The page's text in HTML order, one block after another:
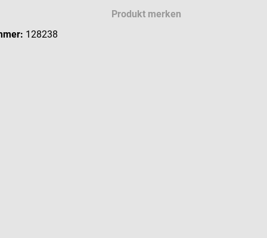
Produkt merken
128238